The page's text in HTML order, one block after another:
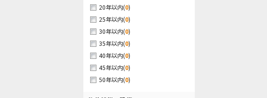
20年以内(0)
25年以内(0)
30年以内(0)
35年以内(0)
40年以内(0)
45年以内(0)
50年以内(0)